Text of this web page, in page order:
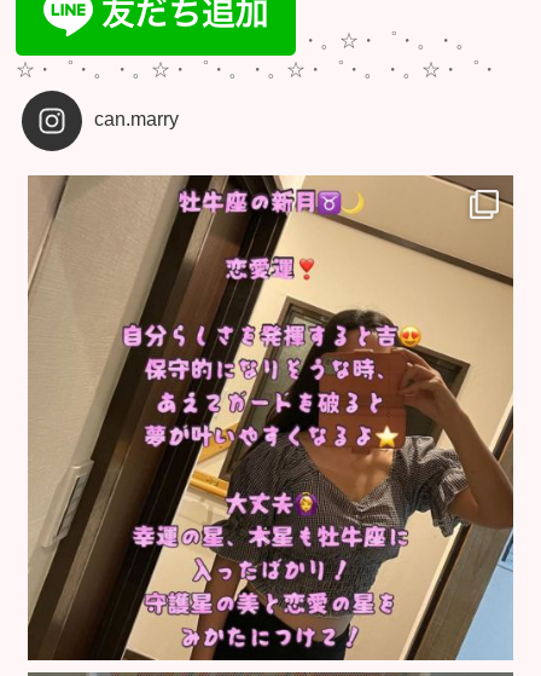
・。☆・゜・。・。
☆・゜・。・。☆・゜・。・。☆・゜・。・。☆・゜・
can.marry